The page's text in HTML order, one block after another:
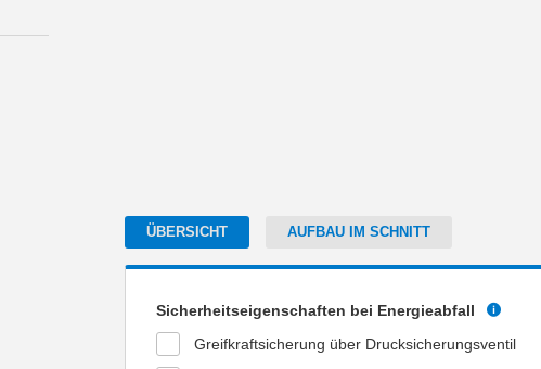
ÜBERSICHT AUFBAU IM SCHNITT
Sicherheitseigenschaften bei Energieabfall
Greifkraftsicherung über Drucksicherungsventil